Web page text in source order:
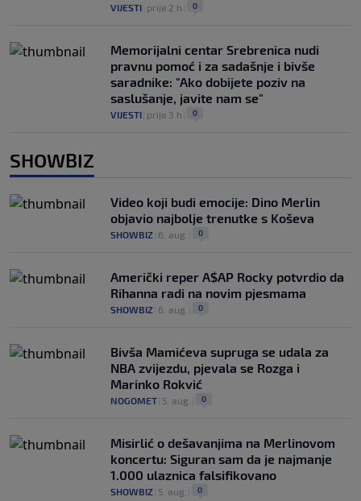
VIJESTI prije 2 h 0
Memorijalni centar Srebrenica nudi
pravnu pomoć i za sadašnje i bivše
saradnike: "Ako dobijete poziv na
saslušanje, javite nam se"
VIJESTI prije 3 h 0
SHOWBIZ
Video koji budi emocije: Dino Merlin
objavio najbolje trenutke s Koševa
SHOWBIZ 6. aug. 0
Američki reper A$AP Rocky potvrdio da
Rihanna radi na novim pjesmama
SHOWBIZ 6. aug. 0
Bivša Mamićeva supruga se udala za
NBA zvijezdu, pjevala se Rozga i
Marinko Rokvić
NOGOMET 5. aug. 0
Misirlić o dešavanjima na Merlinovom
koncertu: Siguran sam da je najmanje
1.000 ulaznica falsifikovano
SHOWBIZ 5. aug. 0